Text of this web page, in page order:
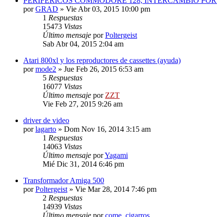
porGRAD » Vie Abr 03, 2015 10:00 pm
1 Respuestas
15473 Vistas
Último mensaje porPoltergeist
Sab Abr 04, 2015 2:04 am
Atari 800xl y los reproductores de cassettes (ayuda)
pormode2 » Jue Feb 26, 2015 6:53 am
5 Respuestas
16077 Vistas
Último mensaje por ZZT
Vie Feb 27, 2015 9:26 am
driver de video
porlagarto » Dom Nov 16, 2014 3:15 am
1 Respuestas
14063 Vistas
Último mensaje porYagami
Mié Dic 31, 2014 6:46 pm
Transformador Amiga 500
porPoltergeist » Vie Mar 28, 2014 7:46 pm
2 Respuestas
14939 Vistas
Último mensaje porcome_cigarros